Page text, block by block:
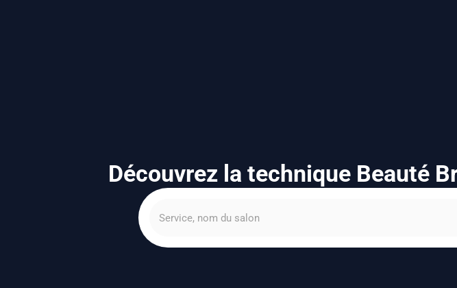
Découvrez la technique Beauté